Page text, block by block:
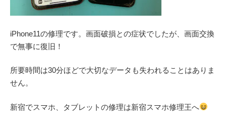
iPhone11の修理です。画面破損との症状でしたが、画面交換
で無事に復旧！
所要時間は30分ほどで大切なデータも失われることはありま
せん。
新宿でスマホ、タブレットの修理は新宿スマホ修理王へ